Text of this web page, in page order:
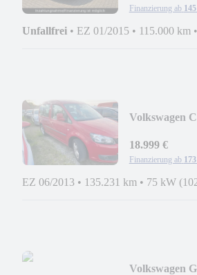
Finanzierung ab
Unfallfrei • EZ 01/2015 • 115.000 km •
Volkswagen
18.999 €
Finanzierung ab
EZ 06/2013 • 135.231 km • 75 kW
Volkswagen